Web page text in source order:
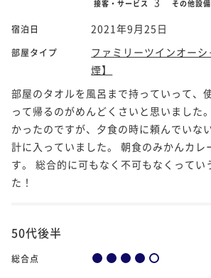
接客・サービス その他設備
宿泊日 2021年9月25日
部屋タイプ
ファミリーツインオー
煙】
部屋のタオルを風呂まで持っていって、
って帰るのがめんどくさいと思いました
かったのですが、夕食の時に頼んでいな
計に入っていました。 朝食のみかんカレ
す。 総合的に可もなく不可もなくってい
た！
50代後半
総合点